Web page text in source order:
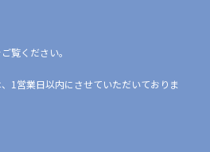
覧ください。
1営業日以内にさせていただいておりま